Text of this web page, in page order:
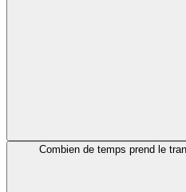
Combien de temps prend le